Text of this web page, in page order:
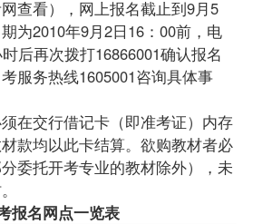
查看），网上报名截止到9月5
为2010年9月2日16：00前，电
后再次拨打16866001确认报名
服务热线1605001咨询具体事
交行借记卡（即准考证）内存
款均以此卡结算。欲购教材者必
委托开考专业的教材除外），未
报名网点一览表